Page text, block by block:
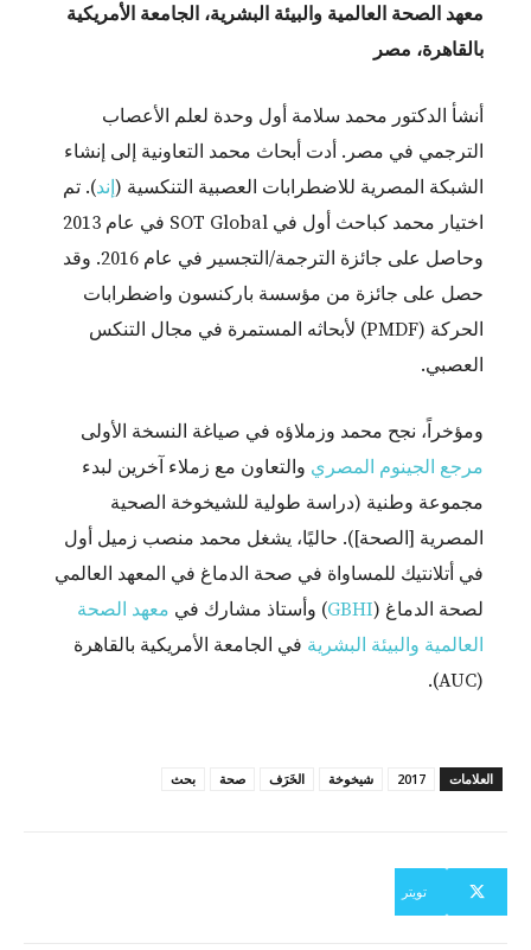
معهد الصحة العالمية والبيئة البشرية، الجامعة الأمريكية
بالقاهرة، مصر
أنشأ الدكتور محمد سلامة أول وحدة لعلم الأعصاب
الترجمي في مصر. أدت أبحاث محمد التعاونية إلى إنشاء
الشبكة المصرية للاضطرابات العصبية التنكسية (إند). تم
اختيار محمد كباحث أول في SOT Global في عام 2013
وحاصل على جائزة الترجمة/التجسير في عام 2016. وقد
حصل على جائزة من مؤسسة باركنسون واضطرابات
الحركة (PMDF) لأبحاثه المستمرة في مجال التنكس
العصبي.
ومؤخراً، نجح محمد وزملاؤه في صياغة النسخة الأولى
مرجع الجينوم المصري والتعاون مع زملاء آخرين لبدء
مجموعة وطنية (دراسة طولية للشيخوخة الصحية
المصرية [الصحة]). حاليًا، يشغل محمد منصب زميل أول
في أتلانتيك للمساواة في صحة الدماغ في المعهد العالمي
لصحة الدماغ (GBHI) وأستاذ مشارك في معهد الصحة
العالمية والبيئة البشرية في الجامعة الأمريكية بالقاهرة
(AUC).
العلامات 2017 شيخوخة الخَرَف صحة بحث
تويتر